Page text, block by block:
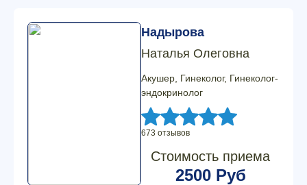
Надырова
Наталья Олеговна
Акушер, Гинеколог, Гинеколог-
эндокринолог
673 отзывов
Стоимость приема
2500 Руб